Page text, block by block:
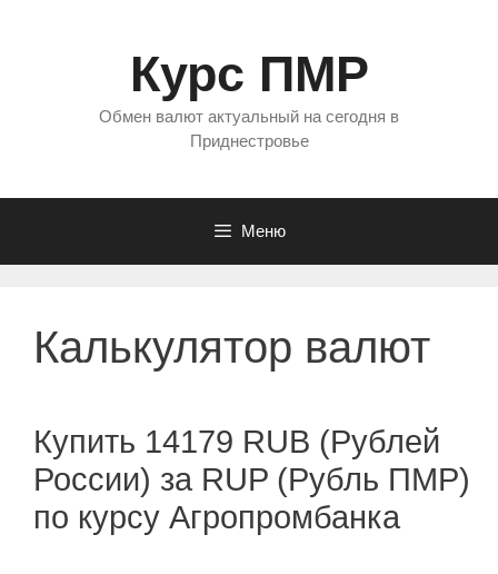
Курс ПМР
Обмен валют актуальный на сегодня в
Приднестровье
Меню
Калькулятор валют
Купить 14179 RUB (Рублей
России) за RUP (Рубль ПМР)
по курсу Агропромбанка